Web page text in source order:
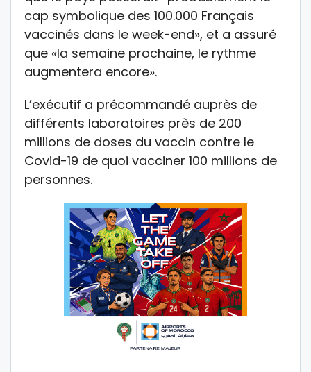
cap symbolique des 100.000 Français
vaccinés dans le week-end», et a assuré
que «la semaine prochaine, le rythme
augmentera encore».
L’exécutif a précommandé auprès de
différents laboratoires près de 200
millions de doses du vaccin contre le
Covid-19 de quoi vacciner 100 millions de
personnes.